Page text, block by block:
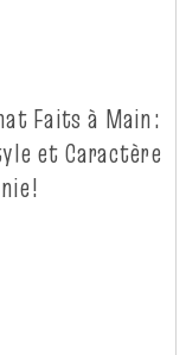
Faits à Main:
et Caractère